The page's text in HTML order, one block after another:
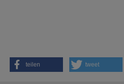
teilen tweet